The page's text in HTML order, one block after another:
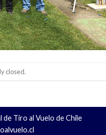
closed.
Tiro al Vuelo de Chile